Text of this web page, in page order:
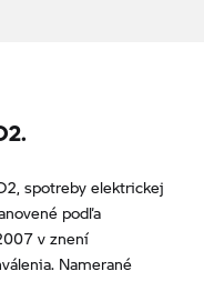
spotreby elektrickej
podľa
v znení
Namerané